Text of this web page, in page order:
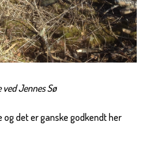
Jennes Sø
det er ganske godkendt her